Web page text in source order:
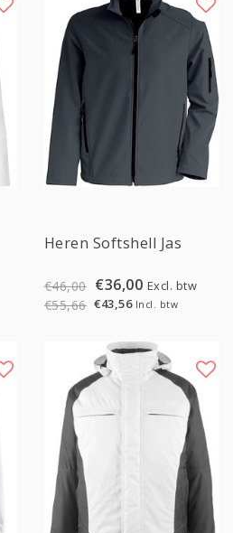
Heren Softshell Jas
€46,00 €36,00 Excl. btw
€55,66 €43,56 Incl. btw